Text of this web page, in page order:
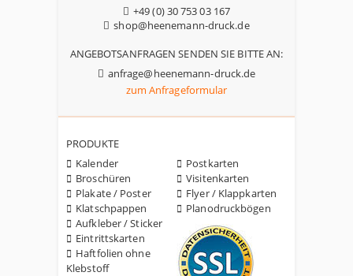
+49 (0) 30 753 03 167
shop@heenemann-druck.de
ANGEBOTSANFRAGEN SENDEN SIE BITTE AN:
anfrage@heenemann-druck.de
zum Anfrageformular
PRODUKTE
Kalender
Broschüren
Plakate / Poster
Klatschpappen
Aufkleber / Sticker
Eintrittskarten
Haftfolien ohne
Klebstoff
Postkarten
Visitenkarten
Flyer / Klappkarten
Planodruckbögen